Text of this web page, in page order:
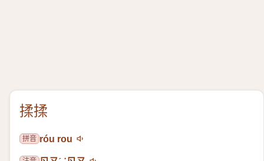
揉揉
拼音 róu rou